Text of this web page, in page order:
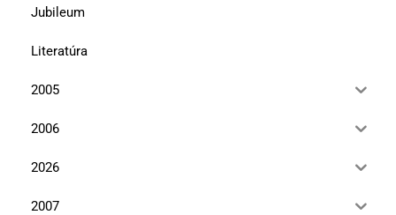
Jubileum
Literatúra
2005
2006
2026
2007